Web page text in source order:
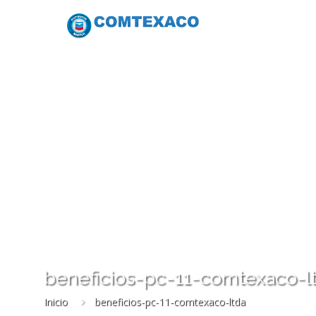
beneficios-pc-11-comtexaco-
Inicio beneficios-pc-11-comtexaco-ltda